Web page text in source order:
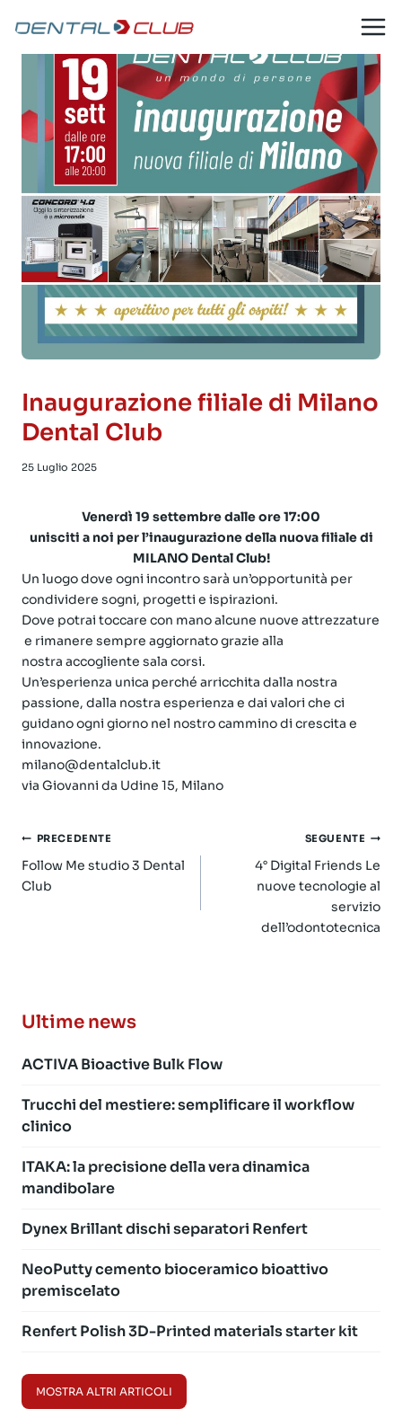
contenuto
Inaugurazione filiale di Milano
Dental Club
25 Luglio 2025
Venerdì 19 settembre dalle ore 17:00
unisciti a noi per l’inaugurazione della nuova filiale di
MILANO Dental Club!
Un luogo dove ogni incontro sarà un’opportunità per
condividere sogni, progetti e ispirazioni.
Dove potrai toccare con mano alcune nuove attrezzature
e rimanere sempre aggiornato grazie alla
nostra accogliente sala corsi.
Un’esperienza unica perché arricchita dalla nostra
passione, dalla nostra esperienza e dai valori che ci
guidano ogni giorno nel nostro cammino di crescita e
innovazione.
milano@dentalclub.it
via Giovanni da Udine 15, Milano
Navigazione
articoli
PRECEDENTE
Follow Me studio 3 Dental
Club
SEGUENTE
4° Digital Friends Le
nuove tecnologie al
servizio
dell’odontotecnica
Ultime news
ACTIVA Bioactive Bulk Flow
Trucchi del mestiere: semplificare il workflow
clinico
ITAKA: la precisione della vera dinamica
mandibolare
Dynex Brillant dischi separatori Renfert
NeoPutty cemento bioceramico bioattivo
premiscelato
Renfert Polish 3D-Printed materials starter kit
MOSTRA ALTRI ARTICOLI